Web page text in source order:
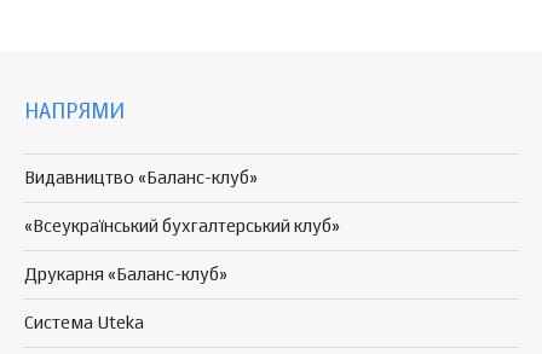
НАПРЯМИ
Видавництво «Баланс-клуб»
«Всеукраїнський бухгалтерський клуб»
Друкарня «Баланс-клуб»
Система Uteka